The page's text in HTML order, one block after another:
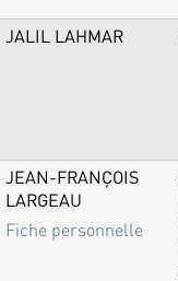
JALIL LAHMAR
JEAN-FRANÇOIS
LARGEAU
Fiche personnelle